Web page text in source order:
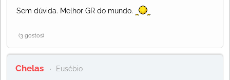
Sem dúvida. Melhor GR do mundo.
(3 gostos)
Chelas Eusébio